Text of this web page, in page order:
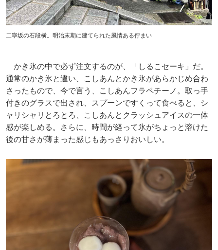
二寧坂の石段横。明治末期に建てられた風情ある佇まい
かき氷の中で必ず注文するのが、「しるこセーキ」だ。
通常のかき氷と違い、こしあんとかき氷があらかじめ合わ
さったもので、今で言う、こしあんフラペチーノ。取っ手
付きのグラスで出され、スプーンですくって食べると、シ
ャリシャリとろとろ、こしあんとクラッシュアイスの一体
感が楽しめる。さらに、時間が経って氷がちょっと溶けた
後の甘さが薄まった感じもあっさりおいしい。